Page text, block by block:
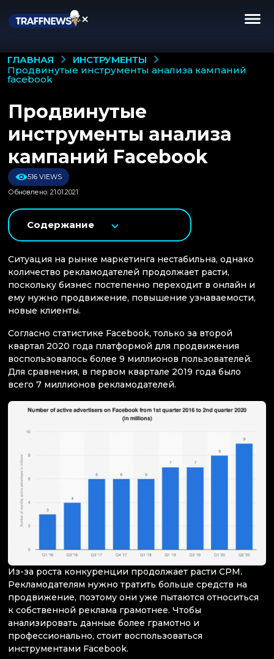
ГЛАВНАЯ
ИНСТРУМЕНТЫ
продвинутые инструменты анализа кампаний
facebook
Продвинутые
инструменты анализа
кампаний Facebook
516 VIEWS
Обновлено: 21.01.2021
Содержание
Ситуация на рынке маркетинга нестабильна, однако
количество рекламодателей продолжает расти,
поскольку бизнес постепенно переходит в онлайн и
ему нужно продвижение, повышение узнаваемости,
новые клиенты.
Согласно статистике Facebook, только за второй
квартал 2020 года платформой для продвижения
воспользовалось более 9 миллионов пользователей.
Для сравнения, в первом квартале 2019 года было
всего 7 миллионов рекламодателей.
Из-за роста конкуренции продолжает расти CPM.
Рекламодателям нужно тратить больше средств на
продвижение, поэтому они уже пытаются относиться
к собственной реклама грамотнее. Чтобы
анализировать данные более грамотно и
профессионально, стоит воспользоваться
инструментами Facebook.